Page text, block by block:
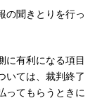
の聞きとりを行っ
に有利になる項目
いては、裁判終了
ってもらうときに